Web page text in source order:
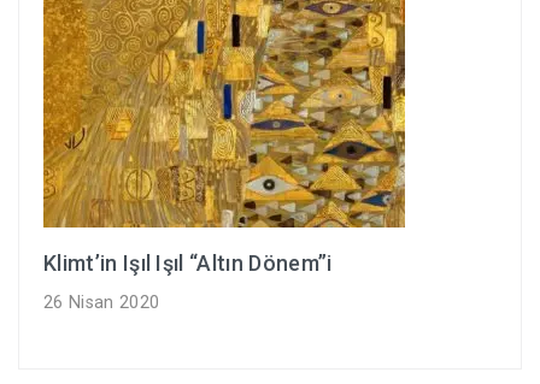
Klimt’in Işıl Işıl “Altın Dönem”i
26 Nisan 2020